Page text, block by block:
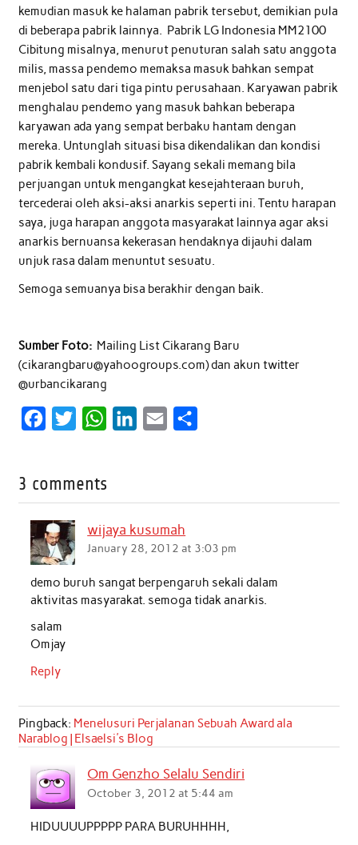
kemudian masuk ke halaman pabrik tersebut, demikian pula
di beberapa pabrik lainnya. Pabrik LG Indonesia MM2100
Cibitung misalnya, menurut penuturan salah satu anggota
milis, massa pendemo memaksa masuk bahkan sempat
menjebol satu dari tiga pintu perusahaan. Karyawan pabrik
menghalau pendemo yang masuk bahkan beberapa
karyawan ada yang sempat berbaku hantam dengan
mereka. Untunglah situasi bisa dikendalikan dan kondisi
pabrik kembali kondusif. Sayang sekali memang bila
perjuangan untuk mengangkat kesejahteraan buruh,
tercederai oleh aksi-aksi anarkis seperti ini. Tentu harapan
saya, juga harapan anggota masyarakat lainnya agar aksi
anarkis bernuansa kekerasan hendaknya dijauhi dalam
unjuk rasa dalam menuntut sesuatu.
Semoga semuanya bisa berakhir dengan baik.
Sumber Foto: Mailing List Cikarang Baru
(cikarangbaru@yahoogroups.com) dan akun twitter
@urbancikarang
e
o
o
k
t
W
t
A
p
d
n
3 comments
wijaya kusumah
January 28, 2012 at 3:03 pm
demo buruh sangat berpengaruh sekali dalam
aktivitas masyarakat. semoga tidak anarkis.
salam
Omjay
Reply
Pingback: Menelusuri Perjalanan Sebuah Award ala
Narablog | Elsaelsi's Blog
Om Genzho Selalu Sendiri
October 3, 2012 at 5:44 am
HIDUUUUPPPPP PARA BURUHHHH,